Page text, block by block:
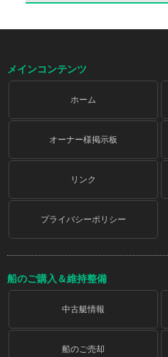
メインコンテンツ
ホーム
オーナー様掲示板
リンク
プライバシーポリシー
船のご購入＆維持整備
中古艇情報
船のご売却